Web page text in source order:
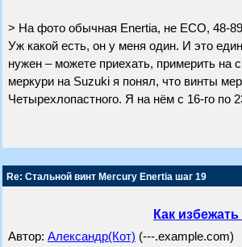
> На фото обычная Enertia, не ЕСО, 48-
Уж какой есть, он у меня один. И это
нужен – можете приехать, примерить на
меркури на Suzuki я понял, что винты
Четырехлопастного. Я на нём с 16-го по
Re: Стальной винт Mercury Enertia шаг 19
Как
Автор: Александр(Кот) (---.example.com)